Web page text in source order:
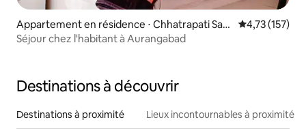
Appartement en résidence ⋅ Chhatrapati Sam
bhaji Nagar
Évaluation
4,73 (157)
Séjour chez l'habitant à Aurangabad
Destinations à découvrir
Destinations à proximité Lieux incontournables à proximité